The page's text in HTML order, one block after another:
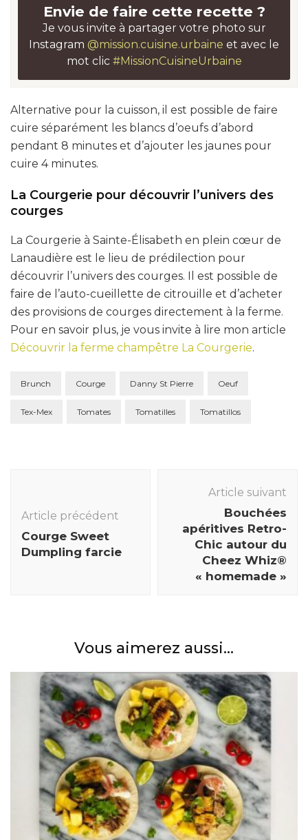
Envie de faire cette recette ?
Je vous invite à partager votre photo sur
Instagram @mission.cuisine.urbaine et avec le
mot clic #MissionCuisineUrbaine
Alternative pour la cuisson, il est possible de faire
cuire séparément les blancs d’oeufs d’abord
pendant 8 minutes et d’ajouter les jaunes pour
cuire 4 minutes.
La Courgerie pour découvrir l’univers des
courges
La Courgerie à Sainte-Élisabeth en plein cœur de
Lanaudière est le lieu de prédilection pour
découvrir l’univers des courges. Il est possible de
faire de l’auto-cueillette de citrouille et d’acheter
des provisions de courges directement à la ferme.
Pour en savoir plus, je vous invite à lire mon article
Découvrir la ferme champêtre La Courgerie.
Brunch Courge Danny St Pierre Oeuf
Tex-Mex Tomates Tomatilles Tomatillos
articles
Article précédent
Courge Sweet
Dumpling farcie
Article suivant
Bouchées
apéritives Retro-
Chic autour du
Cheez Whiz®
« homemade »
Vous aimerez aussi...